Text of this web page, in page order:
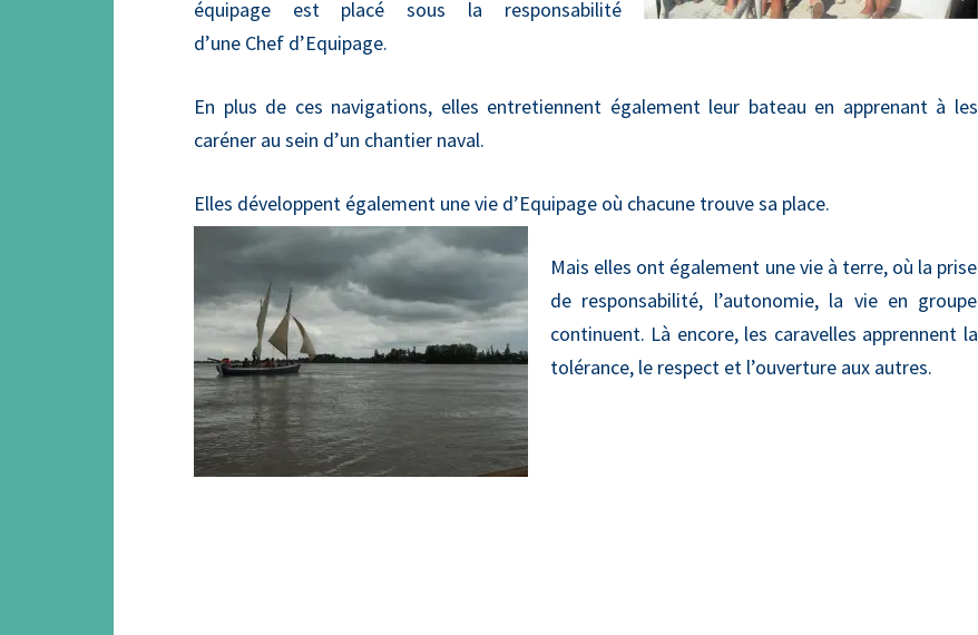
équipage est placé sous la responsabilité
d’une Chef d’Equipage.
En plus de ces navigations, elles entretiennent également leur bateau en apprenant à les
caréner au sein d’un chantier naval.
Elles développent également une vie d’Equipage où chacune trouve sa place.
Mais elles ont également une vie à terre, où la prise
de responsabilité, l’autonomie, la vie en groupe
continuent. Là encore, les caravelles apprennent la
tolérance, le respect et l’ouverture aux autres.